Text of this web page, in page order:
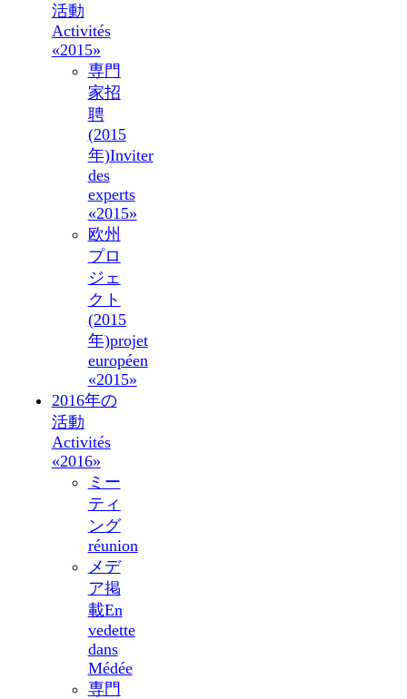
活動
Activités
«2015»
専門
家招
聘
(2015
年)Inviter
des
experts
«2015»
欧州
プロ
ジェ
クト
(2015
年)projet
européen
«2015»
2016年の
活動
Activités
«2016»
ミー
ティ
ング
réunion
メデ
ア掲
載En
vedette
dans
Médée
専門